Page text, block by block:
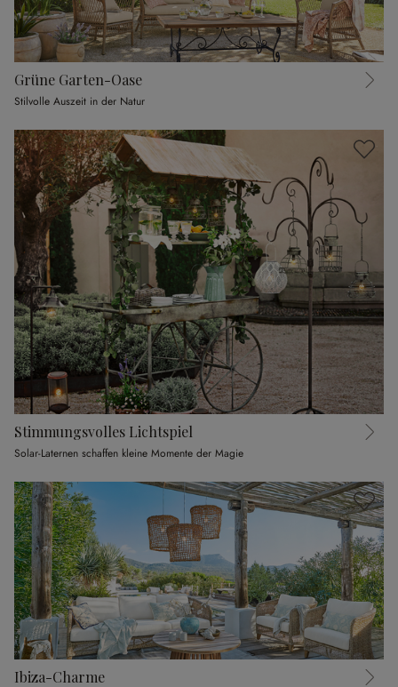
Grüne Garten-Oase
Stilvolle Auszeit in der Natur
Stimmungsvolles Lichtspiel
Solar-Laternen schaffen kleine Momente der Magie
Ibiza-Charme